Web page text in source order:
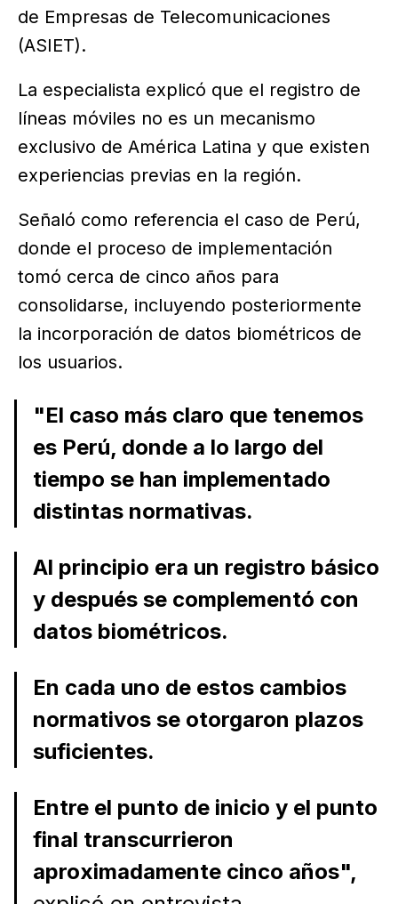
de Empresas de Telecomunicaciones
(ASIET).
La especialista explicó que el registro de
líneas móviles no es un mecanismo
exclusivo de América Latina y que existen
experiencias previas en la región.
Señaló como referencia el caso de Perú,
donde el proceso de implementación
tomó cerca de cinco años para
consolidarse, incluyendo posteriormente
la incorporación de datos biométricos de
los usuarios.
"El caso más claro que tenemos
es Perú, donde a lo largo del
tiempo se han implementado
distintas normativas.
Al principio era un registro básico
y después se complementó con
datos biométricos.
En cada uno de estos cambios
normativos se otorgaron plazos
suficientes.
Entre el punto de inicio y el punto
final transcurrieron
aproximadamente cinco años",